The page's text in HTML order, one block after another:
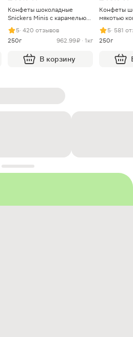
Конфеты шоколадные
Snickers Minis с карамелью
арахисом и нугой
5· 420 отзывов
250г
962.99 ₽ · 1кг
В корзину
Конфеты
мякотью
5· 581
250г